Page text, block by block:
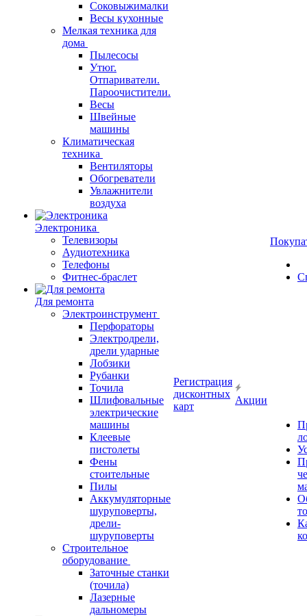
Соковыжималки
Весы кухонные
Мелкая техника для
дома
Пылесосы
Утюг.
Отпариватели.
Пароочистители.
Весы
Швейные
машины
Климатическая
техника
Вентиляторы
Обогреватели
Увлажнители
воздуха
Электроника
Телевизоры
Аудиотехника
Телефоны
Фитнес-браслет
Для ремонта
Электроинструмент
Перфораторы
Электродрели,
дрели ударные
Лобзики
Рубанки
Точила
Шлифовальные
электрические
машины
Клеевые
пистолеты
Фены
стоительные
Пилы
Аккумуляторные
шуруповерты,
дрели-
шуруповерты
Строительное
оборудование
Заточные станки
(точила)
Лазерные
дальномеры
Регистрация
дисконтных
карт
Акции